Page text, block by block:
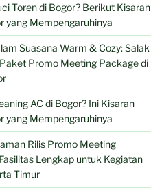
Toren di Bogor? Berikut Kisaran
yang Mempengaruhinya
Suasana Warm & Cozy: Salak
Promo Meeting Package di
AC di Bogor? Ini Kisaran
yang Mempengaruhinya
Rilis Promo Meeting
Lengkap untuk Kegiatan
Timur